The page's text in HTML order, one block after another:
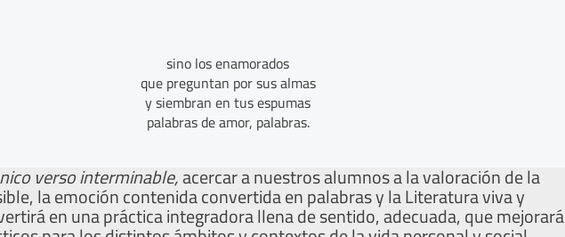
sino los enamorados
que preguntan por sus almas
y siembran en tus espumas
palabras de amor, palabras.
verso interminable,acercar a nuestrosalumnosa la valoración de la
la emoción contenida convertida en palabras y la Literatura viva y
en una práctica integradora llena de sentido, adecuada, que mejorará